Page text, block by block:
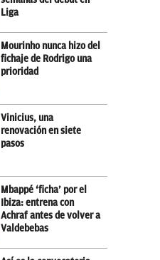
Liga
Mourinho nunca hizo del
fichaje de Rodrigo una
prioridad
Vinicius, una
renovación en siete
pasos
Mbappé ‘ficha’ por el
Ibiza: entrena con
Achraf antes de volver a
Valdebebas